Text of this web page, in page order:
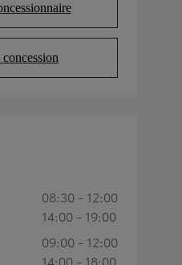
in new tab)
in new tab)
08:30 - 12:00
14:00 - 19:00
09:00 - 12:00
14:00 - 18:00